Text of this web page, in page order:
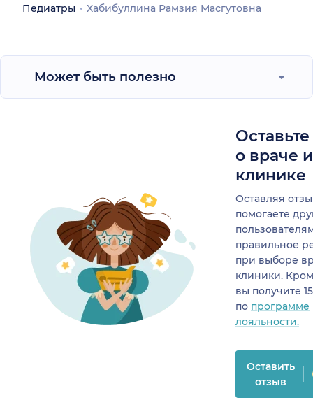
Педиатры
Хабибуллина Рамзия Масгутовна
Может быть полезно
о враче
клинике
Оставляя
помогаете
правильное
при выборе
клиники.
вы получите
по программе
лояльности.
Оставить
отзыв